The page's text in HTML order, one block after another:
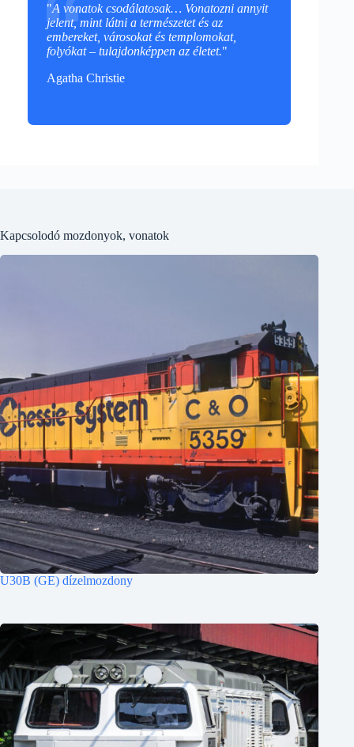
"A vonatok csodálatosak… Vonatozni annyit
jelent, mint látni a természetet és az
embereket, városokat és templomokat,
folyókat – tulajdonképpen az életet."
Agatha Christie
Kapcsolodó mozdonyok, vonatok
U30B (GE) dízelmozdony